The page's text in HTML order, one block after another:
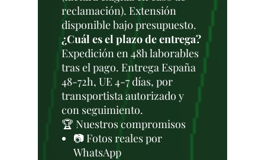
reclamación). Extensión
disponible bajo presupuesto.
¿Cuál es el plazo de entrega?
Expedición en 48h laborables
tras el pago. Entrega España
48-72h, UE 4-7 días, por
transportista autorizado y
con seguimiento.
🏆 Nuestros compromisos
📷 Fotos reales por
WhatsApp